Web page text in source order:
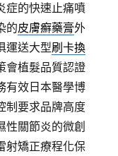
症的快速止痛噴
的皮膚癬藥膏外
運送大型刷卡換
會植髮品質認證
有效日本醫學博
制要求品牌高度
性關節炎的微創
射矯正療程化保